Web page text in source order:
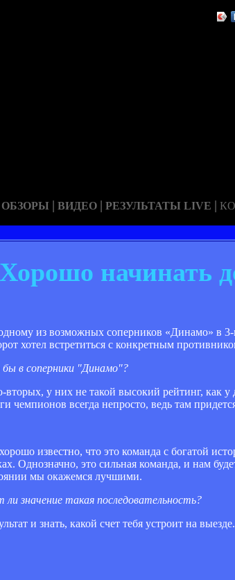
ОБЗОРЫ | ВИДЕО | РЕЗУЛЬТАТЫ LIVE |
начинать
из возможных соперников «Динамо» в
хотел встретиться с конкретным
в соперники "Динамо"?
у них не такой высокий рейтинг, как
чемпионов всегда непросто, ведь там
известно, что это команда с богатой
Однозначно, это сильная команда, и нам
мы окажемся лучшими.
значение такая последовательность?
и знать, какой счет тебя устроит на выезде.